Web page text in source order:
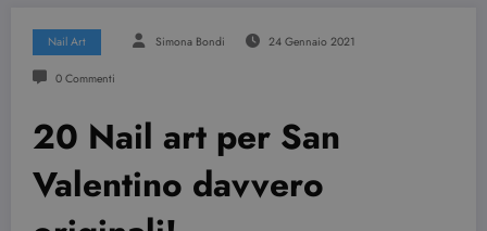
Nail Art Simona Bondi 24 Gennaio 2021
0 Commenti
20 Nail art per San
Valentino davvero